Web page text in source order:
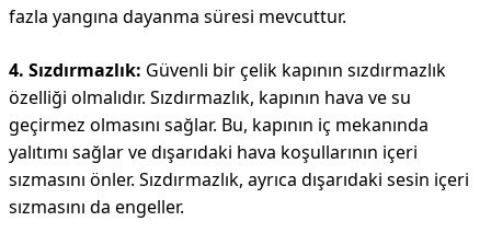
fazla yangına dayanma süresi mevcuttur.
4. Sızdırmazlık: Güvenli bir çelik kapının sızdırmazlık
özelliği olmalıdır. Sızdırmazlık, kapının hava ve su
geçirmez olmasını sağlar. Bu, kapının iç mekanında
yalıtımı sağlar ve dışarıdaki hava koşullarının içeri
sızmasını önler. Sızdırmazlık, ayrıca dışarıdaki sesin içeri
sızmasını da engeller.